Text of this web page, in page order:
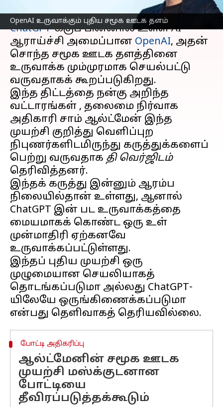
OpenAI உருவாக்கும் புதிய சமூக ஊடக தளம்
ChatGPT-க்குப் பின்னால் உள்ள AI
ஆராய்ச்சி அமைப்பான OpenAI, அதன்
சொந்த சமூக ஊடக தளத்தினை
உருவாக்க மும்முரமாக செயல்பட்டு
வருவதாகக் கூறப்படுகிறது.
இந்த திட்டத்தை நன்கு அறிந்த
வட்டாரங்கள் , தலைமை நிர்வாக
அதிகாரி சாம் ஆல்ட்மேன் இந்த
முயற்சி குறித்து வெளிப்புற
நிபுணர்களிடமிருந்து கருத்துக்களைப்
பெற்று வருவதாக தி வெர்ஜிடம்
தெரிவித்தனர்.
இந்தக் கருத்து இன்னும் ஆரம்ப
நிலையில்தான் உள்ளது, ஆனால்
ChatGPT இன் பட உருவாக்கத்தை
மையமாகக் கொண்ட ஒரு உள்
முன்மாதிரி ஏற்கனவே
உருவாக்கப்பட்டுள்ளது.
இந்தப் புதிய முயற்சி ஒரு
முழுமையான செயலியாகத்
தொடங்கப்படுமா அல்லது ChatGPT-
யிலேயே ஒருங்கிணைக்கப்படுமா
போட்டி அதிகரிப்பு
ஆல்ட்மேனின் சமூக ஊடக
முயற்சி மஸ்க்குடனான
போட்டியை
தீவிரப்படுத்தக்கூடும்